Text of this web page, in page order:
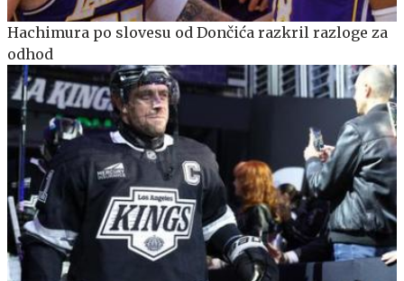
Hachimura po slovesu od Dončića razkril razloge za
odhod